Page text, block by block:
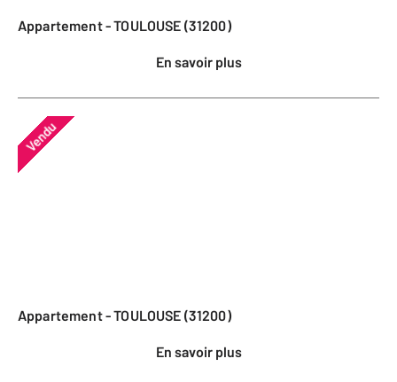
Appartement - TOULOUSE (31200)
En savoir plus
Vendu
Appartement - TOULOUSE (31200)
En savoir plus